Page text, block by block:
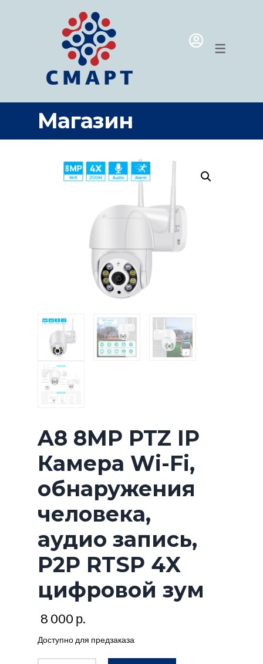
МАГАЗИН
ВИДЕОНАБЛЮДЕНИЕ
SIM-КАРТЫ
MICROSOFT
Магазин
A8 8MP PTZ IP
Камера Wi-Fi,
обнаружения
человека,
аудио запись,
P2P RTSP 4X
цифровой зум
8 000 р.
Доступно для предзаказа